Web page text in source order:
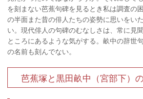
を刻まない芭蕉句碑を見るとき私は調査の
の半面また昔の俳人たちの姿勢に思いをい
い。現代俳人の句碑のむなしさは、常に見
ところにあるような気がする。畝中の辞世
の名前も刻んでない。
芭蕉塚と黒田畝中（宮部下）